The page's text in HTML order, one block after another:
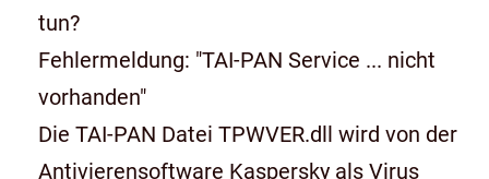
tun?
Fehlermeldung: "TAI-PAN Service ... nicht
vorhanden"
Die TAI-PAN Datei TPWVER.dll wird von der
Antivierensoftware Kaspersky als Virus